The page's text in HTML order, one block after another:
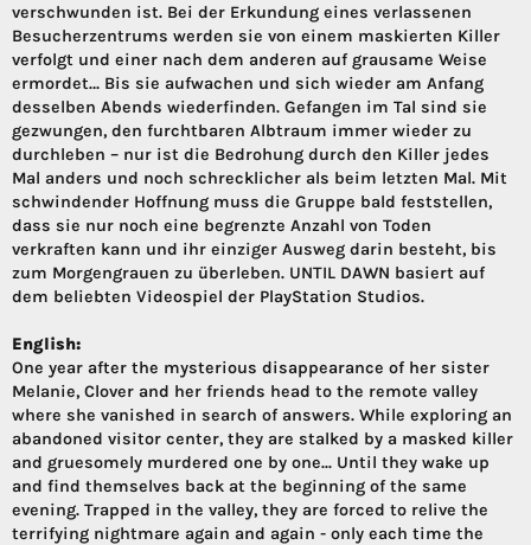
verschwunden ist. Bei der Erkundung eines verlassenen
Besucherzentrums werden sie von einem maskierten Killer
verfolgt und einer nach dem anderen auf grausame Weise
ermordet… Bis sie aufwachen und sich wieder am Anfang
desselben Abends wiederfinden. Gefangen im Tal sind sie
gezwungen, den furchtbaren Albtraum immer wieder zu
durchleben – nur ist die Bedrohung durch den Killer jedes
Mal anders und noch schrecklicher als beim letzten Mal. Mit
schwindender Hoffnung muss die Gruppe bald feststellen,
dass sie nur noch eine begrenzte Anzahl von Toden
verkraften kann und ihr einziger Ausweg darin besteht, bis
zum Morgengrauen zu überleben. UNTIL DAWN basiert auf
dem beliebten Videospiel der PlayStation Studios.
English:
One year after the mysterious disappearance of her sister
Melanie, Clover and her friends head to the remote valley
where she vanished in search of answers. While exploring an
abandoned visitor center, they are stalked by a masked killer
and gruesomely murdered one by one... Until they wake up
and find themselves back at the beginning of the same
evening. Trapped in the valley, they are forced to relive the
terrifying nightmare again and again - only each time the